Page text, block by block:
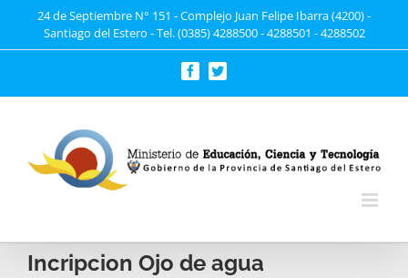
24 de Septiembre N° 151 - Complejo Juan Felipe Ibarra (4200) -
Santiago del Estero - Tel. (0385) 4288500 - 4288501 - 4288502
FacebookTwitter
Incripcion Ojo de agua